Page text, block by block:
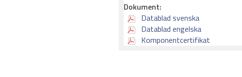
Dokument:
Datablad svenska
Datablad engelska
Komponentcertifikat